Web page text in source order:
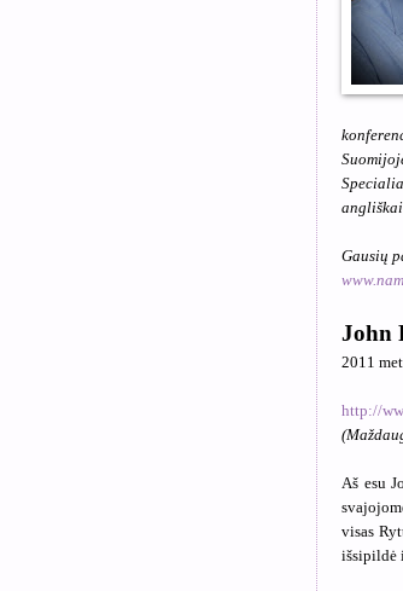
Gausių
John
2011
http://
Aš esu
visas
išsipildė